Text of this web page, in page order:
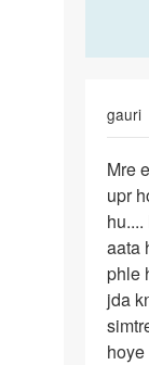
gauri
Mre
es
br
perioud
nhi
aaya
h
Mre
upr
aata
phle
jda